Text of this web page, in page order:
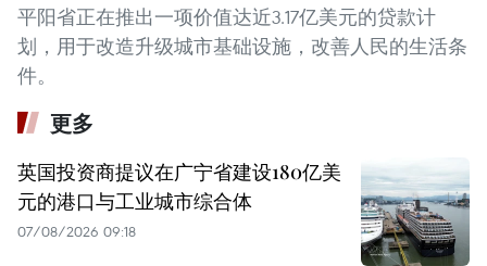
平阳省正在推出一项价值达近3.17亿美元的贷款计
划，用于改造升级城市基础设施，改善人民的生活条
件。
更多
英国投资商提议在广宁省建设180亿美
元的港口与工业城市综合体
07/08/2026 09:18